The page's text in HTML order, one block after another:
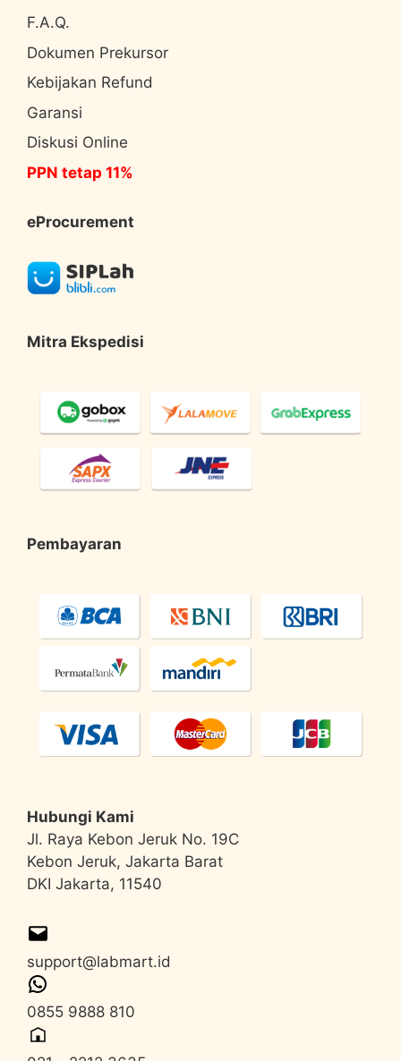
F.A.Q.
Dokumen Prekursor
Kebijakan Refund
Garansi
Diskusi Online
PPN tetap 11%
eProcurement
Mitra Ekspedisi
Pembayaran
Hubungi Kami
Jl. Raya Kebon Jeruk No. 19C
Kebon Jeruk, Jakarta Barat
DKI Jakarta, 11540
support@labmart.id
0855 9888 810